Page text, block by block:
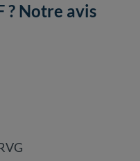
? Notre avis